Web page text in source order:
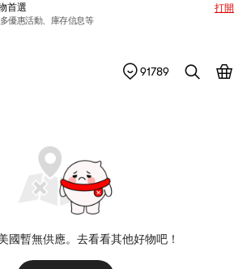
首選
優惠活動、庫存信息等
打開
91789
國暫無供應。去看看其他好物吧！